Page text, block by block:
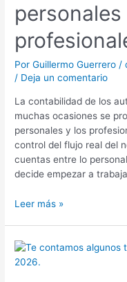
personales
PorGuillermo Guerrero /
/ Deja un comentario
La contabilidad de los
muchas ocasiones se
personales y los
control del flujo real del
cuentas entre lo
decide empezar a
las
cuentas
personales
y
las
Leer más »
Ahora
es